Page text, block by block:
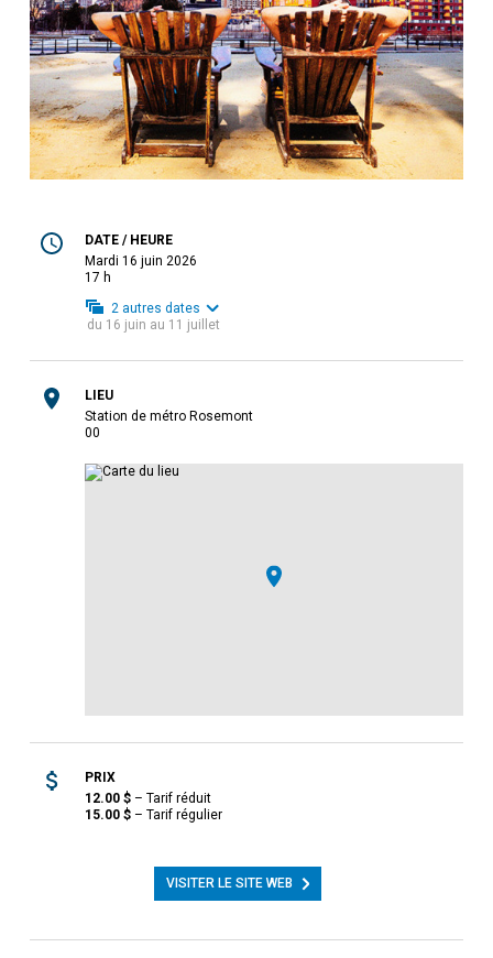
DATE / HEURE
mardi 16 juin 2026
17 h
2 autres dates
du 16 juin au 11 juillet
LIEU
Station de métro Rosemont
00
PRIX
12.00$– Tarif réduit
15.00$– Tarif régulier
VISITER LE SITE WEB